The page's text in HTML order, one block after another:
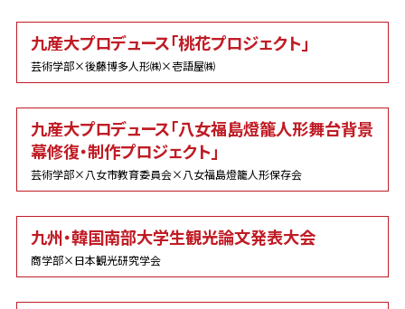
九産大プロデュース「桃花プロジェクト」
芸術学部×後藤博多人形㈱×壱語屋㈱
九産大プロデュース「八女福島燈籠人形舞台背景
幕修復・制作プロジェクト」
芸術学部×八女市教育委員会×八女福島燈籠人形保存会
九州・韓国南部大学生観光論文発表大会
商学部×日本観光研究学会